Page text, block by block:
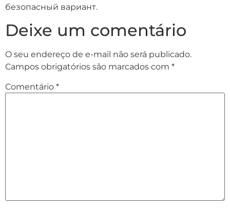
безопасный вариант.
Deixe um comentário
O seu endereço de e-mail não será publicado.
Campos obrigatórios são marcados com *
Comentário *